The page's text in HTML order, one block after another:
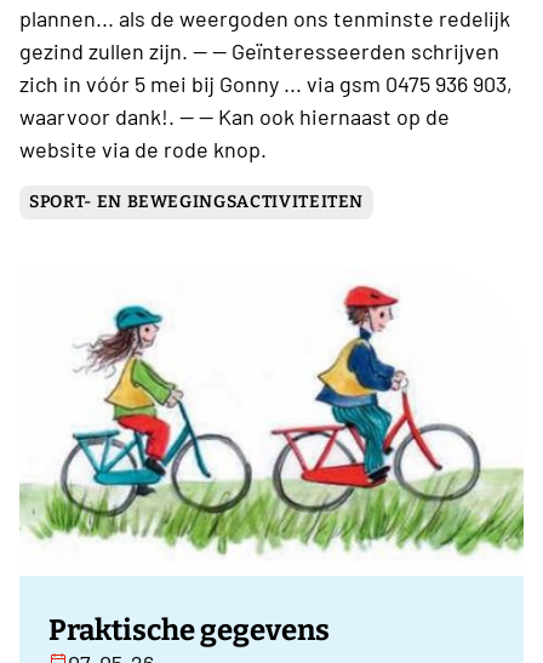
plannen... als de weergoden ons tenminste redelijk
gezind zullen zijn. -- -- Geïnteresseerden schrijven
zich in vóór 5 mei bij Gonny ... via gsm 0475 936 903,
waarvoor dank!. -- -- Kan ook hiernaast op de
website via de rode knop.
SPORT- EN BEWEGINGSACTIVITEITEN
Praktische gegevens